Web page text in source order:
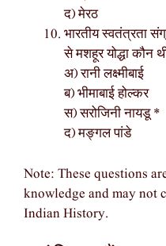
द) मेरठ
भारतीय स्वतंत्रता
से मशहूर योद्धा कौन
अ) रानी लक्ष्मीबाई
ब) भीमाबाई होल्कर
स) सरोजिनी नायडू *
द) मङ्गल पांडे
Note: These questions
knowledge and may not
Indian History.